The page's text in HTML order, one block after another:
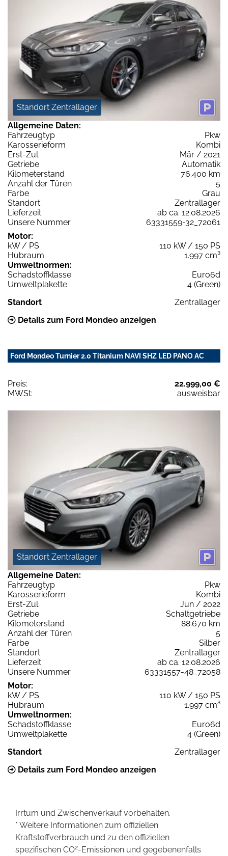
Standort Zentrallager
Allgemeine Daten:
Fahrzeugtyp
Pkw
Karosserieform
Kombi
Erst-Zul.
Mär / 2021
Getriebe
Automatik
Kilometerstand
76.400 km
Anzahl der Türen
5
Farbe
Grau
Standort
Zentrallager
Lieferzeit
ab ca. 12.08.2026
Unsere Nummer
63331559-32_72061
Motor:
kW / PS
110 kW / 150 PS
Hubraum
1.997 cm³
Umweltnormen:
Schadstoffklasse
Euro6d
Umweltplakette
4 (Green)
Standort
Zentrallager
Details zum Ford Mondeo anzeigen
Ford Mondeo Turnier 2.0 Titanium NAVI SHZ LED PANO AC
Preis:
22.999,00 €
MWSt:
ausweisbar
Standort Zentrallager
Allgemeine Daten:
Fahrzeugtyp
Pkw
Karosserieform
Kombi
Erst-Zul.
Jun / 2022
Getriebe
Schaltgetriebe
Kilometerstand
88.670 km
Anzahl der Türen
5
Farbe
Silber
Standort
Zentrallager
Lieferzeit
ab ca. 12.08.2026
Unsere Nummer
63331557-48_72058
Motor:
kW / PS
110 kW / 150 PS
Hubraum
1.997 cm³
Umweltnormen:
Schadstoffklasse
Euro6d
Umweltplakette
4 (Green)
Standort
Zentrallager
Details zum Ford Mondeo anzeigen
Irrtum und Zwischenverkauf vorbehalten.
* Weitere Informationen zum offiziellen
Kraftstoffverbrauch und zu den offiziellen
spezifischen CO2-Emissionen und gegebenenfalls